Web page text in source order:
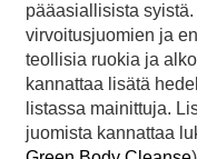
pääasiallisista
virvoitusjuomien ja
teollisia ruokia ja
kannattaa lisätä
listassa mainittuja.
juomista kannattaa